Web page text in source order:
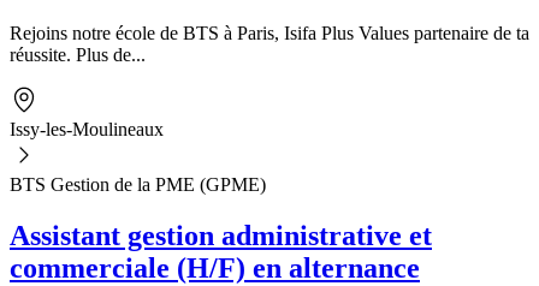
Rejoins notre école de BTS à Paris, Isifa Plus Values partenaire de ta
réussite. Plus de...
Issy-les-Moulineaux
BTS Gestion de la PME (GPME)
Assistant gestion administrative et
commerciale (H/F) en alternance